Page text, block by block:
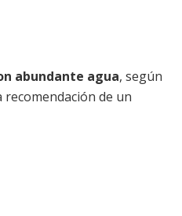
abundante agua, según
recomendación de un